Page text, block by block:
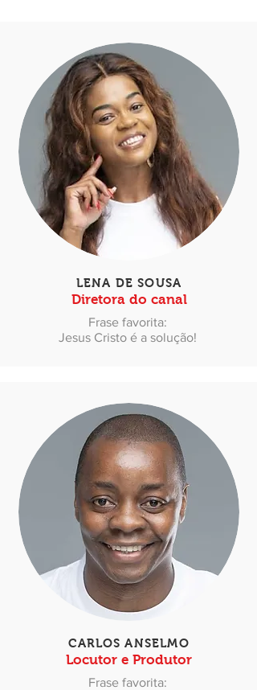
LENA DE SOUSA
Diretora do canal
Frase favorita:
Jesus Cristo é a solução!
CARLOS ANSELMO
Locutor e Produtor
Frase favorita: